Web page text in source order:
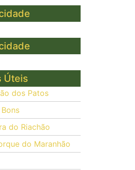
Úteis
dos Patos
do Riachão
do Maranhão